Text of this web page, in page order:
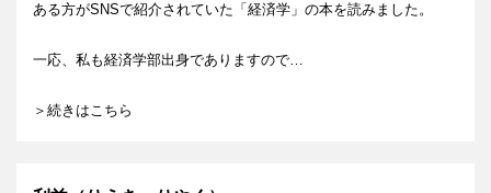
ある方がSNSで紹介されていた「経済学」の本を読みました。
一応、私も経済学部出身でありますので…
＞続きはこちら